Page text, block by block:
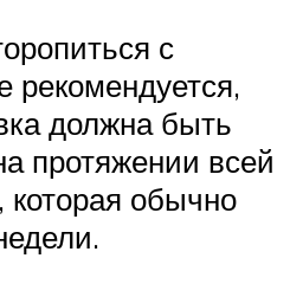
с
должна быть
протяжении всей
обычно